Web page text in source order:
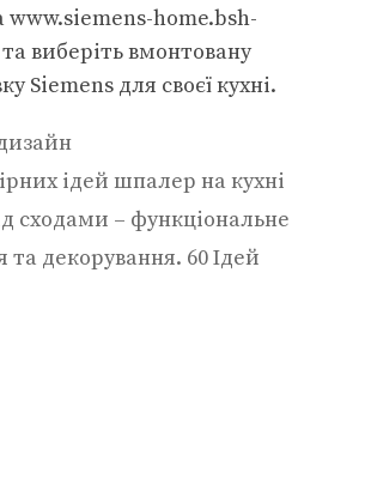
home.bsh-
виберіть вмонтовану
Siemens для своєї кухні.
ідей шпалер на кухні
сходами – функціональне
декорування. 60 Ідей